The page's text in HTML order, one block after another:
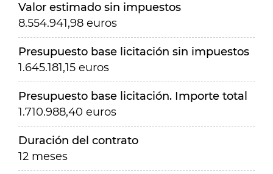
Valor estimado sin impuestos
8.554.941,98 euros
Presupuesto base licitación sin impuestos
1.645.181,15 euros
Presupuesto base licitación. Importe total
1.710.988,40 euros
Duración del contrato
12 meses